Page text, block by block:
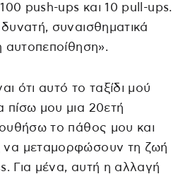
push-ups και 10 pull-ups.
συναισθηματικά
αυτοπεποίθηση».
ότι αυτό το ταξίδι μού
μου μια 20ετή
το πάθος μου και
μεταμορφώσουν τη ζωή
Για μένα, αυτή η αλλαγή